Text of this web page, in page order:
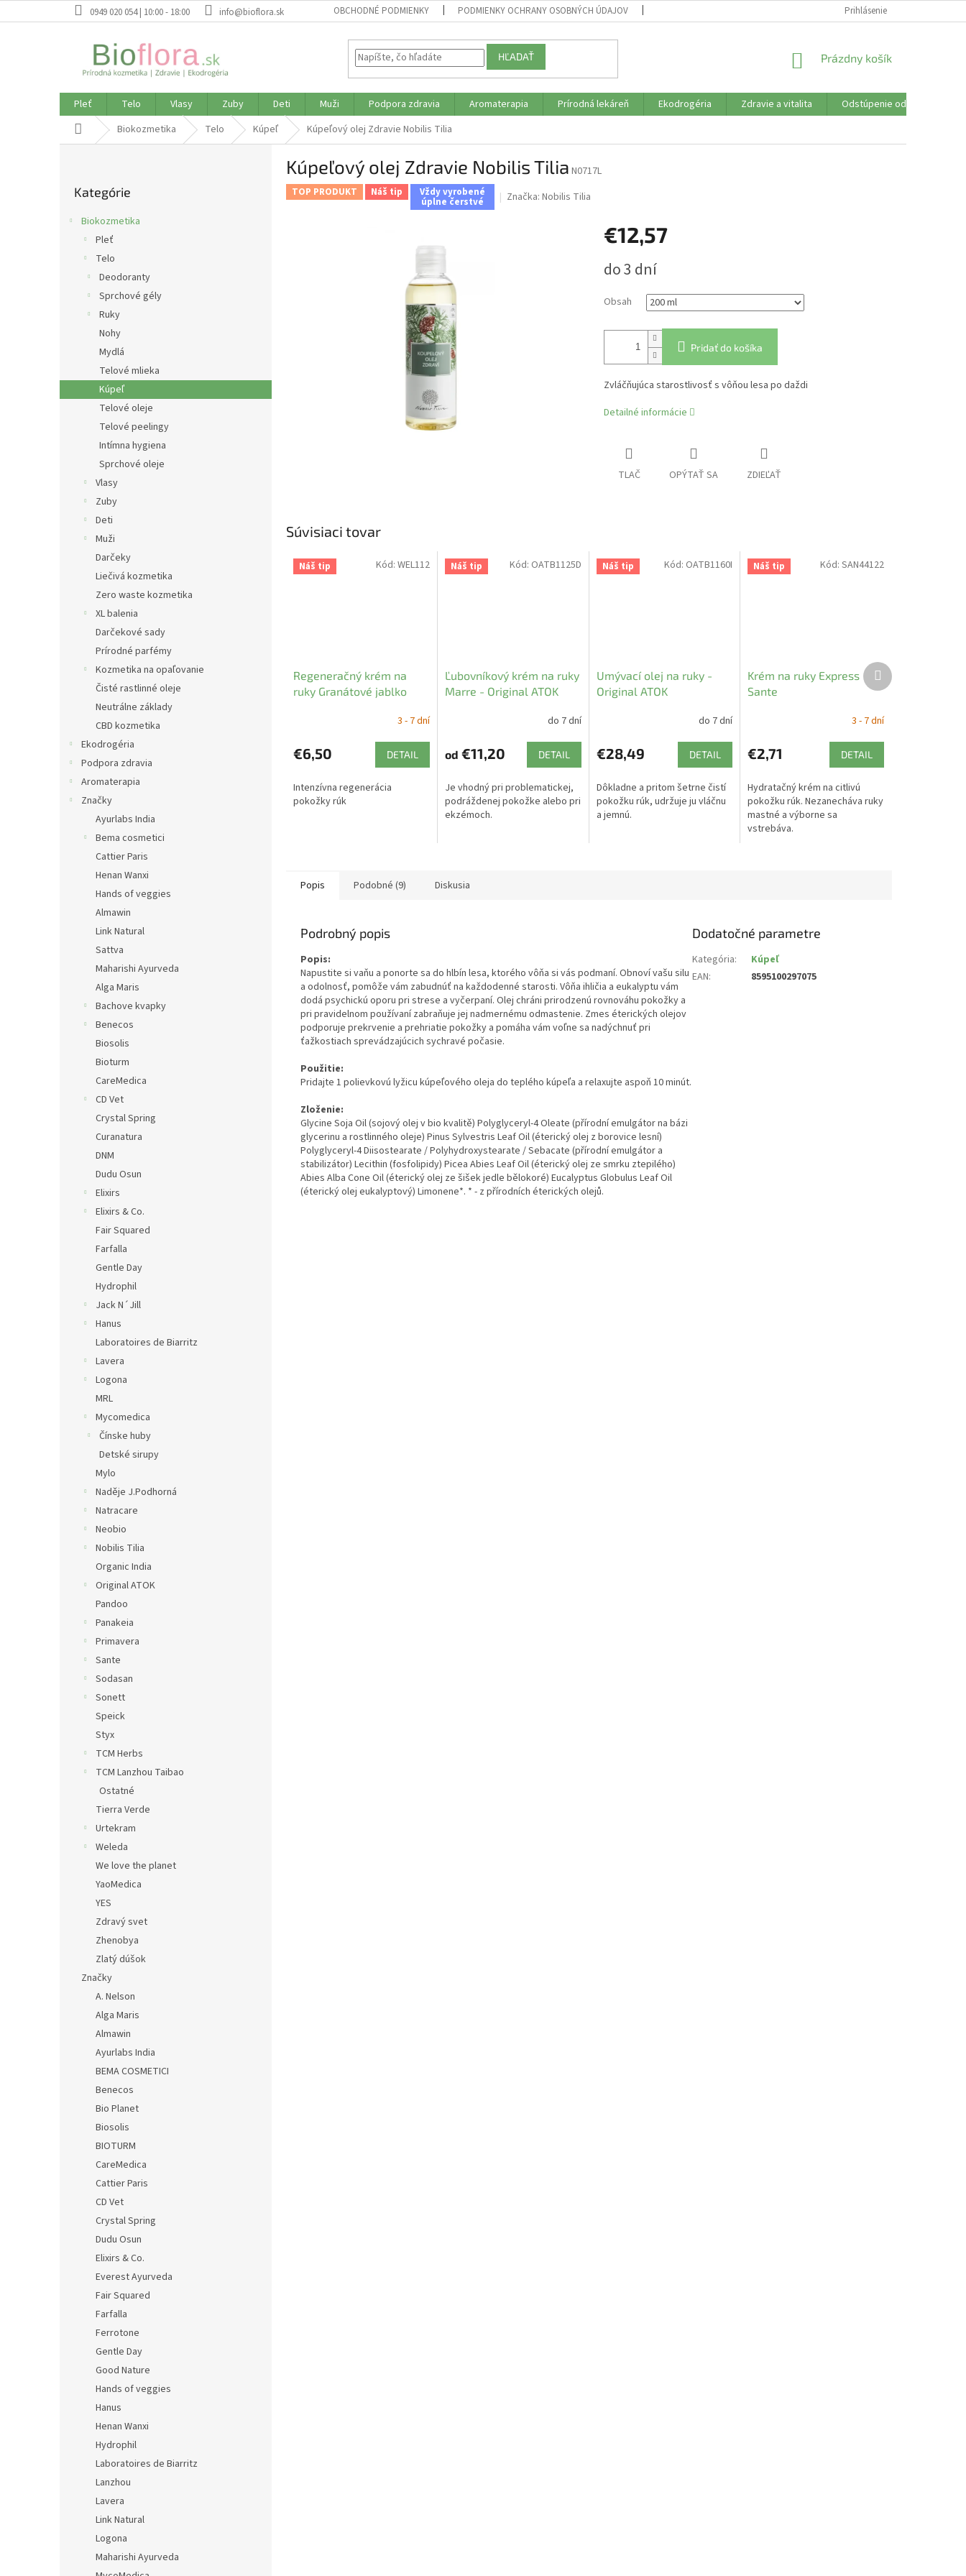
na
0949 020 054 | 10:00 - 18:00 info@bioflora.sk OBCHODNÉ PODMIENKY PODMIENKY OCHRANY OSOBNÝCH ÚDAJOV DOPRAVA PLATBA
Prihlásenie
HĽADAŤ
NÁKUPNÝ
Prázdny košík
Pleť Telo Vlasy Zuby Deti Muži Podpora zdravia Aromaterapia Prírodná lekáreň Ekodrogéria Zdravie a vitalita
Odstúpenie od zmluvy
DomovBiokozmetika Telo Kúpeľ Kúpeľový olej Zdravie Nobilis Tilia
kategórie
Kategórie
Biokozmetika
Pleť
Telo
Deodoranty
Sprchové gély
Ruky
Nohy
Mydlá
Telové mlieka
Kúpeľ
Telové oleje
Telové peelingy
Intímna hygiena
Sprchové oleje
Vlasy
Zuby
Deti
Muži
Darčeky
Liečivá kozmetika
Zero waste kozmetika
XL balenia
Darčekové sady
Prírodné parfémy
Kozmetika na opaľovanie
Čisté rastlinné oleje
Neutrálne základy
CBD kozmetika
Ekodrogéria
Podpora zdravia
Aromaterapia
Značky
Ayurlabs India
Bema cosmetici
Cattier Paris
Henan Wanxi
Hands of veggies
Almawin
Link Natural
Sattva
Maharishi Ayurveda
Alga Maris
Bachove kvapky
Benecos
Biosolis
Bioturm
CareMedica
CD Vet
Crystal Spring
Curanatura
DNM
Dudu Osun
Elixirs
Elixirs & Co.
Fair Squared
Farfalla
Gentle Day
Hydrophil
Jack N´Jill
Hanus
Laboratoires de Biarritz
Lavera
Logona
MRL
Mycomedica
Čínske huby
Detské sirupy
Mylo
Naděje J.Podhorná
Natracare
Neobio
Nobilis Tilia
Organic India
Original ATOK
Pandoo
Panakeia
Primavera
Sante
Sodasan
Sonett
Speick
Styx
TCM Herbs
TCM Lanzhou Taibao
Ostatné
Tierra Verde
Urtekram
Weleda
We love the planet
YaoMedica
YES
Zdravý svet
Zhenobya
Zlatý dúšok
Značky
A. Nelson
Alga Maris
Almawin
Ayurlabs India
BEMA COSMETICI
Benecos
Bio Planet
Biosolis
BIOTURM
CareMedica
Cattier Paris
CD Vet
Crystal Spring
Dudu Osun
Elixirs & Co.
Everest Ayurveda
Fair Squared
Farfalla
Ferrotone
Gentle Day
Good Nature
Hands of veggies
Hanus
Henan Wanxi
Hydrophil
Laboratoires de Biarritz
Lanzhou
Lavera
Link Natural
Logona
Maharishi Ayurveda
Kúpeľový olej Zdravie Nobilis Tilia N0717L
TOP PRODUKT Náš tip Vždy vyrobené
úplne čerstvé Značka: Nobilis Tilia
€12,57
cena:
do 3 dní
Obsah
Pridať do košíka
Zvláčňujúca starostlivosť s vôňou lesa po daždi
Detailné informácie
TLAČ OPÝTAŤ SA ZDIEĽAŤ
Súvisiaci tovar
Náš tip
Regeneračný krém na
ruky Granátové jablko
3 - 7 dní
€6,50 DETAIL
Intenzívna regenerácia
pokožky rúk
Kód: WEL112 Náš tip
Ľubovníkový krém na ruky
Marre - Original ATOK
do 7 dní
od €11,20 DETAIL
Je vhodný pri problematickej,
podráždenej pokožke alebo pri
ekzémoch.
Kód: OATB1125D Náš tip
Umývací olej na ruky -
Original ATOK
do 7 dní
€28,49 DETAIL
Dôkladne a pritom šetrne čistí
pokožku rúk, udržuje ju vláčnu
a jemnú.
Kód: OATB1160I Náš tip
Krém na ruky Express
Sante
3 - 7 dní
€2,71 DETAIL
Hydratačný krém na citlivú
pokožku rúk. Nezanecháva ruky
mastné a výborne sa
vstrebáva.
Kód: SAN44122
Ďalší
produkt
Popis Podobné (9) Diskusia
Podrobný popis
Popis:
Napustite si vaňu a ponorte sa do hlbín lesa, ktorého vôňa si vás podmaní. Obnoví vašu silu
a odolnosť, pomôže vám zabudnúť na každodenné starosti. Vôňa ihličia a eukalyptu vám
dodá psychickú oporu pri strese a vyčerpaní. Olej chráni prirodzenú rovnováhu pokožky a
pri pravidelnom používaní zabraňuje jej nadmernému odmastenie. Zmes éterických olejov
podporuje prekrvenie a prehriatie pokožky a pomáha vám voľne sa nadýchnuť pri
ťažkostiach sprevádzajúcich sychravé počasie.
Použitie:
Pridajte 1 polievkovú lyžicu kúpeľového oleja do teplého kúpeľa a relaxujte aspoň 10 minút.
Zloženie:
Glycine Soja Oil (sojový olej v bio kvalitě) Polyglyceryl-4 Oleate (přírodní emulgátor na bázi
glycerinu a rostlinného oleje) Pinus Sylvestris Leaf Oil (éterický olej z borovice lesní)
Polyglyceryl-4 Diisostearate / Polyhydroxystearate / Sebacate (přírodní emulgátor a
stabilizátor) Lecithin (fosfolipidy) Picea Abies Leaf Oil (éterický olej ze smrku ztepilého)
Abies Alba Cone Oil (éterický olej ze šišek jedle bělokoré) Eucalyptus Globulus Leaf Oil
(éterický olej eukalyptový) Limonene*. * - z přírodních éterických olejů.
Dodatočné parametre
Kategória:
Kúpeľ
EAN: 8595100297075